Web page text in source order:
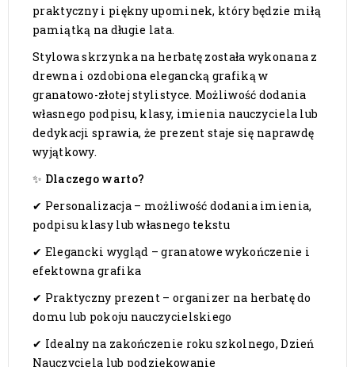
praktyczny i piękny upominek, który będzie miłą
pamiątką na długie lata.
Stylowa skrzynka na herbatę została wykonana z
drewna i ozdobiona elegancką grafiką w
granatowo-złotej stylistyce. Możliwość dodania
własnego podpisu, klasy, imienia nauczyciela lub
dedykacji sprawia, że prezent staje się naprawdę
wyjątkowy.
✨ Dlaczego warto?
✔ Personalizacja – możliwość dodania imienia,
podpisu klasy lub własnego tekstu
✔ Elegancki wygląd – granatowe wykończenie i
efektowna grafika
✔ Praktyczny prezent – organizer na herbatę do
domu lub pokoju nauczycielskiego
✔ Idealny na zakończenie roku szkolnego, Dzień
Nauczyciela lub podziękowanie